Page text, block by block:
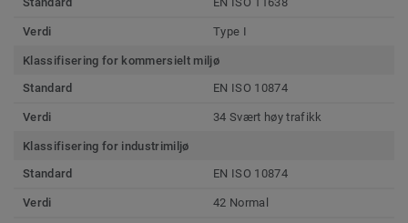
Verdi Type I
Klassifisering for kommersielt miljø
Standard
EN ISO 10874
Verdi 34 Svært høy trafikk
Klassifisering for industrimiljø
Standard
EN ISO 10874
Verdi 42 Normal